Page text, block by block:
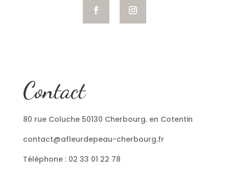
Contact
80 rue Coluche 50130 Cherbourg. en Cotentin
contact@afleurdepeau-cherbourg.fr
Téléphone : 02 33 01 22 78